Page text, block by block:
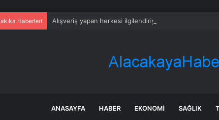
Haberleri Alışveriş yapan herkesi ilgilendiriyor: 1 Ağustos’ta tüm
ANASAYFA HABER EKONOMI SAĞLIK